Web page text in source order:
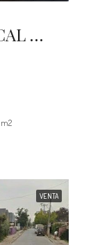
PUERTO MONTT LOCAL 500 M2 CENTRAL
m2
VENTA